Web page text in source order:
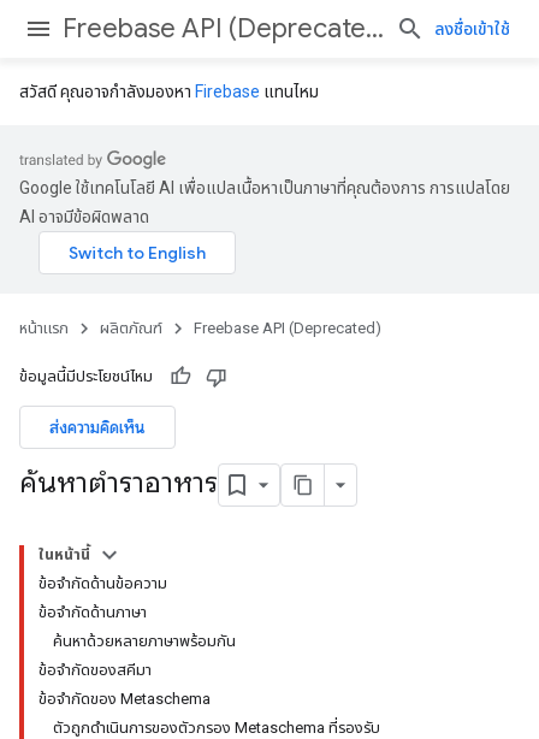
Freebase API (Deprecated) ลงชื่อเข้าใช้
สวัสดี คุณอาจกําลังมองหา Firebase แทนไหม
Google ใช้เทคโนโลยี AI เพื่อแปลเนื้อหาเป็นภาษาที่คุณต้องการ การแปลโดย
AI อาจมีข้อผิดพลาด
หน้าแรก ผลิตภัณฑ์ Freebase API (Deprecated)
ข้อมูลนี้มีประโยชน์ไหม
ส่งความคิดเห็น
ค้นหาตําราอาหาร
ในหน้านี้
ข้อจำกัดด้านข้อความ
ข้อจำกัดด้านภาษา
ค้นหาด้วยหลายภาษาพร้อมกัน
ข้อจำกัดของสคีมา
ข้อจำกัดของ Metaschema
ตัวถูกดำเนินการของตัวกรอง Metaschema ที่รองรับ